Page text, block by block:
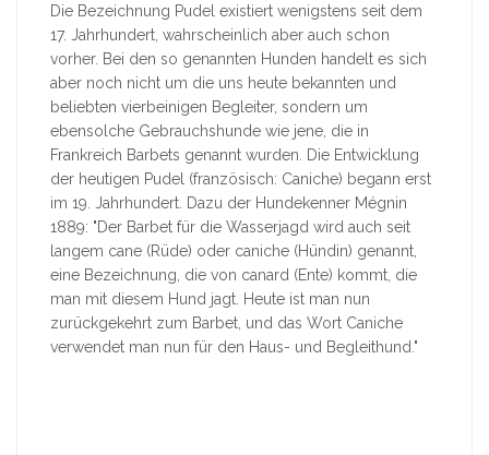
Die Bezeichnung Pudel existiert wenigstens seit dem
17. Jahrhundert, wahrscheinlich aber auch schon
vorher. Bei den so genannten Hunden handelt es sich
aber noch nicht um die uns heute bekannten und
beliebten vierbeinigen Begleiter, sondern um
ebensolche Gebrauchshunde wie jene, die in
Frankreich Barbets genannt wurden. Die Entwicklung
der heutigen Pudel (französisch: Caniche) begann erst
im 19. Jahrhundert. Dazu der Hundekenner Mégnin
1889: "Der Barbet für die Wasserjagd wird auch seit
langem cane (Rüde) oder caniche (Hündin) genannt,
eine Bezeichnung, die von canard (Ente) kommt, die
man mit diesem Hund jagt. Heute ist man nun
zurückgekehrt zum Barbet, und das Wort Caniche
verwendet man nun für den Haus- und Begleithund."